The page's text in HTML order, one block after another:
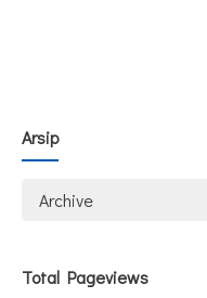
Arsip
Total Pageviews